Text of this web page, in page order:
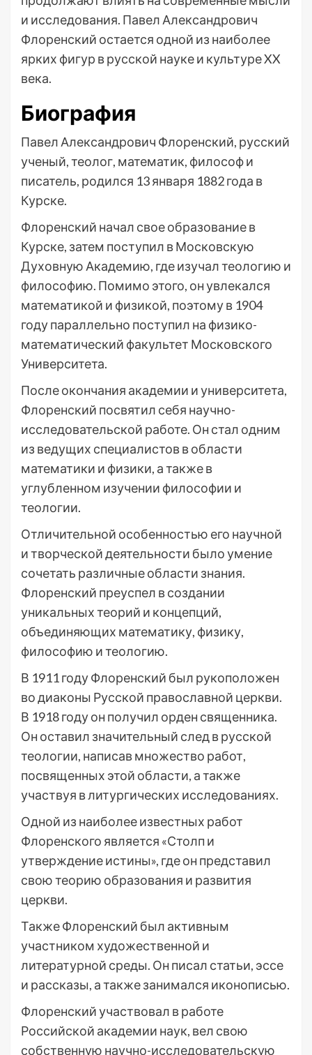
и исследования. Павел Александрович
Флоренский остается одной из наиболее
ярких фигур в русской науке и культуре XX
века.
Биография
Павел Александрович Флоренский, русский
ученый, теолог, математик, философ и
писатель, родился 13 января 1882 года в
Курске.
Флоренский начал свое образование в
Курске, затем поступил в Московскую
Духовную Академию, где изучал теологию и
философию. Помимо этого, он увлекался
математикой и физикой, поэтому в 1904
году параллельно поступил на физико-
математический факультет Московского
Университета.
После окончания академии и университета,
Флоренский посвятил себя научно-
исследовательской работе. Он стал одним
из ведущих специалистов в области
математики и физики, а также в
углубленном изучении философии и
теологии.
Отличительной особенностью его научной
и творческой деятельности было умение
сочетать различные области знания.
Флоренский преуспел в создании
уникальных теорий и концепций,
объединяющих математику, физику,
философию и теологию.
В 1911 году Флоренский был рукоположен
во диаконы Русской православной церкви.
В 1918 году он получил орден священника.
Он оставил значительный след в русской
теологии, написав множество работ,
посвященных этой области, а также
участвуя в литургических исследованиях.
Одной из наиболее известных работ
Флоренского является «Столп и
утверждение истины», где он представил
свою теорию образования и развития
церкви.
Также Флоренский был активным
участником художественной и
литературной среды. Он писал статьи, эссе
и рассказы, а также занимался иконописью.
Флоренский участвовал в работе
Российской академии наук, вел свою
собственную научно-исследовательскую